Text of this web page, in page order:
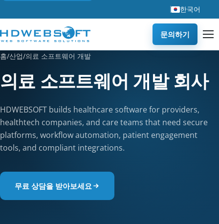
한국어
문의하기
홈/산업/의료 소프트웨어 개발
의료 소프트웨어 개발 회사
HDWEBSOFT builds healthcare software for providers,
healthtech companies, and care teams that need secure
platforms, workflow automation, patient engagement
tools, and compliant integrations.
무료 상담을 받아보세요